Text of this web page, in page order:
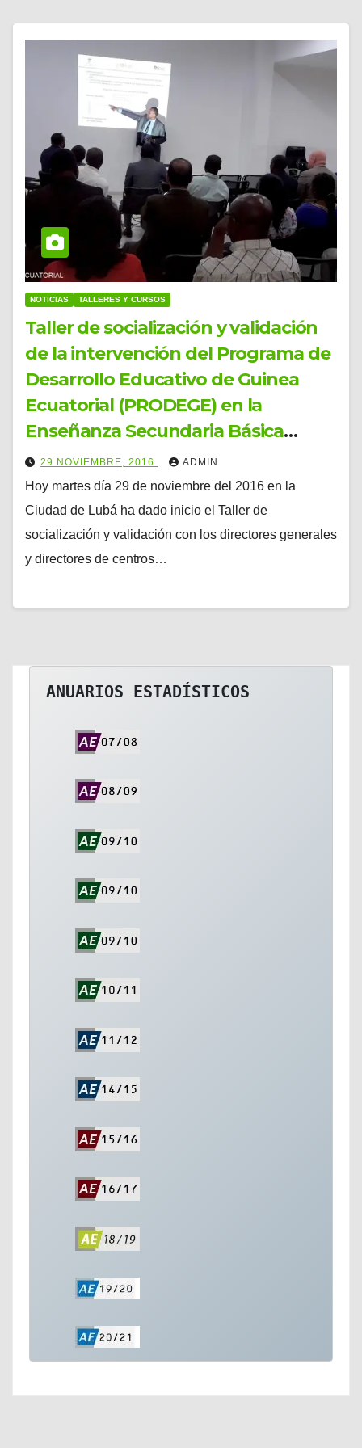
NOTICIAS TALLERES Y CURSOS
Taller de socialización y validación
de la intervención del Programa de
Desarrollo Educativo de Guinea
Ecuatorial (PRODEGE) en la
Enseñanza Secundaria Básica
(ESBA) dirigido a los directivos del
Ministerio de Educación y Ciencia
(MEC).
29 NOVIEMBRE, 2016 ADMIN
Hoy martes día 29 de noviembre del 2016 en la
Ciudad de Lubá ha dado inicio el Taller de
socialización y validación con los directores generales
y directores de centros…